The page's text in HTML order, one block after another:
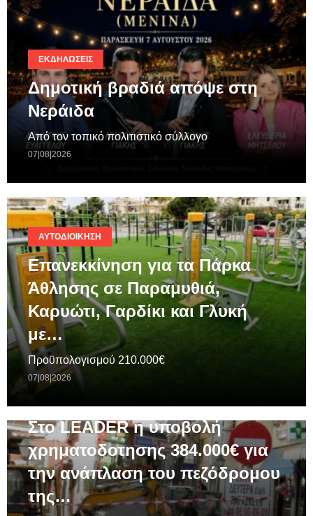
ΕΚΔΗΛΏΣΕΙΣ
Δημοτική βραδιά απόψε στη
Νεράιδα
Από τον τοπικό πολιτιστικό σύλλογο
07|08|2026
ΑΥΤΟΔΙΟΊΚΗΣΗ
Επανεκκίνηση για τα Πάρκα
Άθλησης σε Παραμυθιά,
Καρυώτι, Γαρδίκι και Γλυκή
με…
Προϋπολογισμού 210.000€
07|08|2026
Στο LEADER η υποβολή
χρηματοδοτησης 384.000€ για
την ανάπλαση του πεζόδρομου
της…